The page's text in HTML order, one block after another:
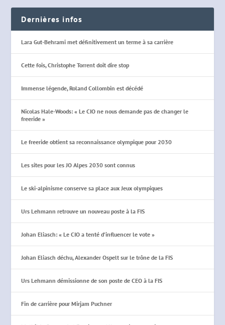
Dernières infos
Lara Gut-Behrami met définitivement un terme à sa carrière
Cette fois, Christophe Torrent doit dire stop
Immense légende, Roland Collombin est décédé
Nicolas Hale-Woods: « Le CIO ne nous demande pas de changer le
freeride »
Le freeride obtient sa reconnaissance olympique pour 2030
Les sites pour les JO Alpes 2030 sont connus
Le ski-alpinisme conserve sa place aux Jeux olympiques
Urs Lehmann retrouve un nouveau poste à la FIS
Johan Eliasch: « Le CIO a tenté d’influencer le vote »
Johan Eliasch déchu, Alexander Ospelt sur le trône de la FIS
Urs Lehmann démissionne de son poste de CEO à la FIS
Fin de carrière pour Mirjam Puchner